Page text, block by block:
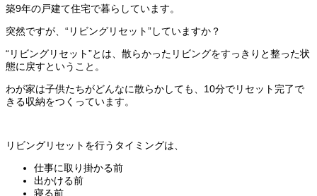
築9年の戸建て住宅で暮らしています。
突然ですが、“リビングリセット”していますか？
“リビングリセット”とは、散らかったリビングをすっきりと整った状
態に戻すということ。
わが家は子供たちがどんなに散らかしても、10分でリセット完了で
きる収納をつくっています。
リビングリセットを行うタイミングは、
仕事に取り掛かる前
出かける前
寝る前